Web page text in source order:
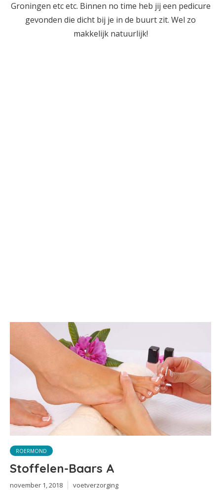
Groningen etc etc. Binnen no time heb jij een pedicure
gevonden die dicht bij je in de buurt zit. Wel zo
makkelijk natuurlijk!
ROERMOND
Stoffelen-Baars A
november 1, 2018 voetverzorging